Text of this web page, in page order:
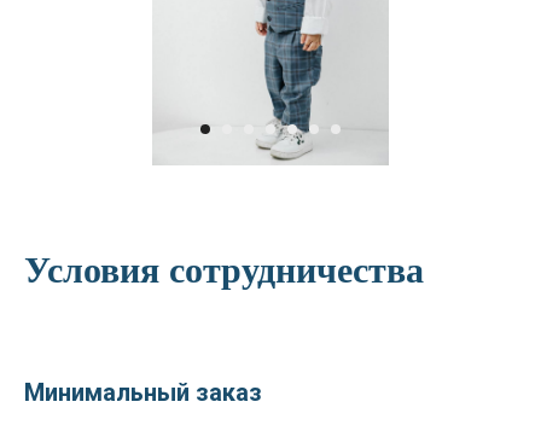
Условия сотрудничества
Минимальный заказ